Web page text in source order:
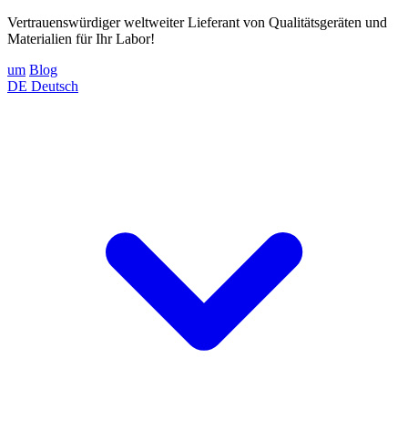
Vertrauenswürdiger weltweiter Lieferant von Qualitätsgeräten und
Materialien für Ihr Labor!
um Blog
DE Deutsch